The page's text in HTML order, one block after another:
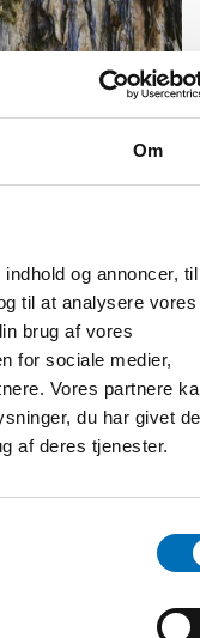
Om
og annoncer,
til at analysere vores
brug af vores
for sociale medier,
Vores partnere
du har givet
af deres tjenester.
A Professional